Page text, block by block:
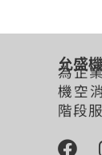
允盛
為企
機空
階段